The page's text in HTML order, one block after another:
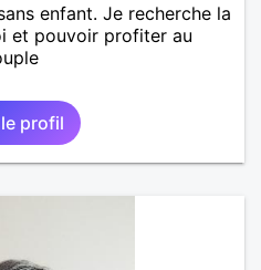
enfant. Je recherche la
et pouvoir profiter au
profil